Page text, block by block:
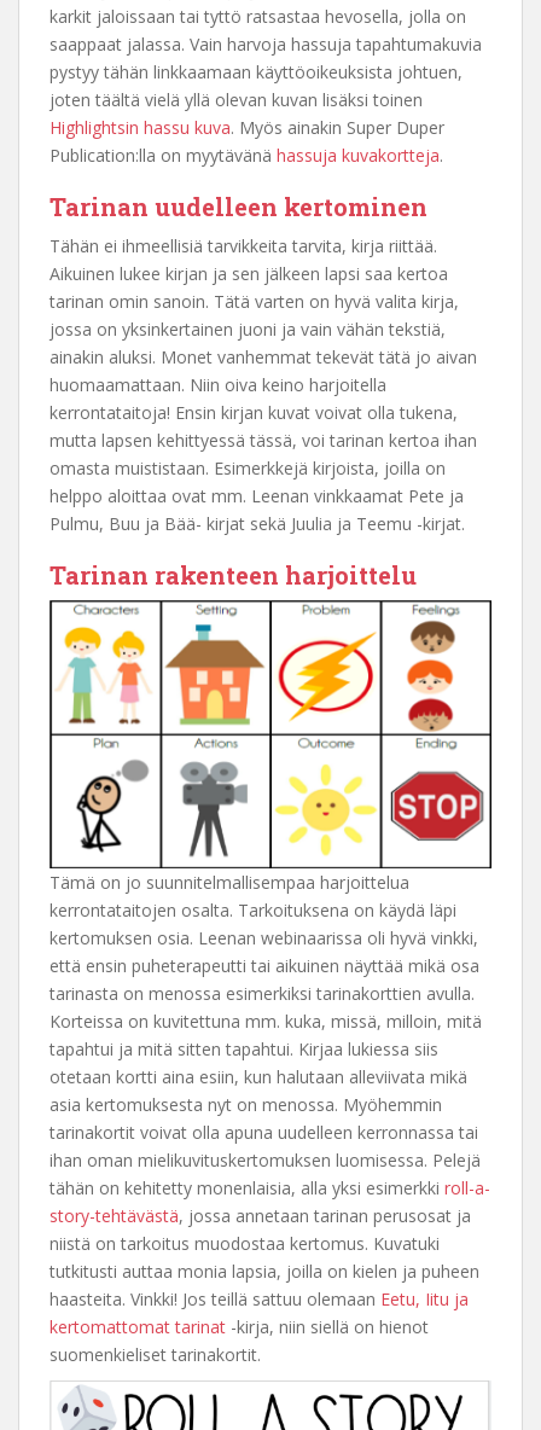
karkit jaloissaan tai tyttö ratsastaa hevosella, jolla on
saappaat jalassa. Vain harvoja hassuja tapahtumakuvia
pystyy tähän linkkaamaan käyttöoikeuksista johtuen,
joten täältä vielä yllä olevan kuvan lisäksi toinen
Highlightsin hassu kuva. Myös ainakin Super Duper
Publication:lla on myytävänä hassuja kuvakortteja.
Tarinan uudelleen kertominen
Tähän ei ihmeellisiä tarvikkeita tarvita, kirja riittää.
Aikuinen lukee kirjan ja sen jälkeen lapsi saa kertoa
tarinan omin sanoin. Tätä varten on hyvä valita kirja,
jossa on yksinkertainen juoni ja vain vähän tekstiä,
ainakin aluksi. Monet vanhemmat tekevät tätä jo aivan
huomaamattaan. Niin oiva keino harjoitella
kerrontataitoja! Ensin kirjan kuvat voivat olla tukena,
mutta lapsen kehittyessä tässä, voi tarinan kertoa ihan
omasta muististaan. Esimerkkejä kirjoista, joilla on
helppo aloittaa ovat mm. Leenan vinkkaamat Pete ja
Pulmu, Buu ja Bää- kirjat sekä Juulia ja Teemu -kirjat.
Tarinan rakenteen harjoittelu
Tämä on jo suunnitelmallisempaa harjoittelua
kerrontataitojen osalta. Tarkoituksena on käydä läpi
kertomuksen osia. Leenan webinaarissa oli hyvä vinkki,
että ensin puheterapeutti tai aikuinen näyttää mikä osa
tarinasta on menossa esimerkiksi tarinakorttien avulla.
Korteissa on kuvitettuna mm. kuka, missä, milloin, mitä
tapahtui ja mitä sitten tapahtui. Kirjaa lukiessa siis
otetaan kortti aina esiin, kun halutaan alleviivata mikä
asia kertomuksesta nyt on menossa. Myöhemmin
tarinakortit voivat olla apuna uudelleen kerronnassa tai
ihan oman mielikuvituskertomuksen luomisessa. Pelejä
tähän on kehitetty monenlaisia, alla yksi esimerkki roll-a-
story-tehtävästä, jossa annetaan tarinan perusosat ja
niistä on tarkoitus muodostaa kertomus. Kuvatuki
tutkitusti auttaa monia lapsia, joilla on kielen ja puheen
haasteita. Vinkki! Jos teillä sattuu olemaan Eetu, Iitu ja
kertomattomat tarinat -kirja, niin siellä on hienot
suomenkieliset tarinakortit.